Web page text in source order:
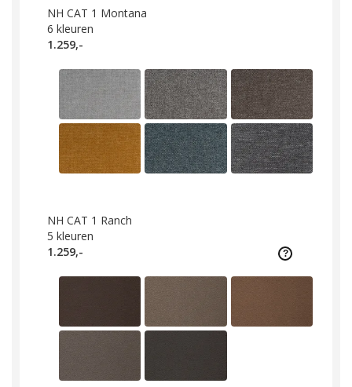
NH CAT 1 Montana
6 kleuren
1.259,-
NH CAT 1 Ranch
5 kleuren
1.259,-